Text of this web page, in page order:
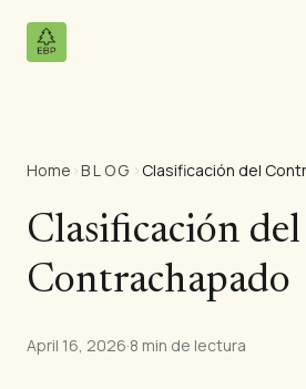
Productos
Todos los Productos
Paneles de Madera Maciza
Madera Aserrada
Home ›BLOG › Clasificación del
Clasificación del
Contrachapado
April 16, 2026·8 min de lectura